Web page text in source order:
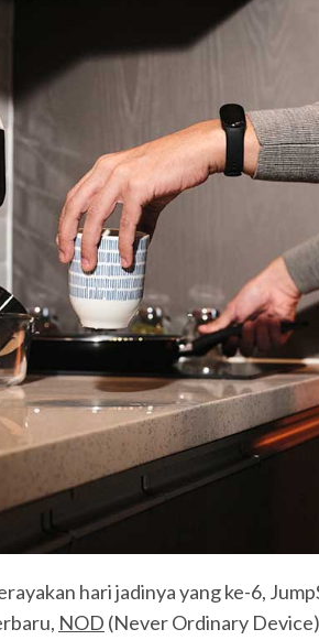
hari jadinya yang ke-6,
NOD (Never Ordinary